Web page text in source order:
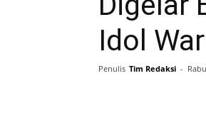
Idol
Penulis Tim Redaksi -